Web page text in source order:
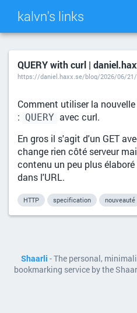
kalvn's links
TAG CLOUD
QUERY with curl |
https://daniel.haxx.se/blog/2026/06/
Comment utiliser la
: QUERY avec curl.
En gros il s'agit d'un GET
change rien côté serveur
contenu un peu plus élaboré
dans l'URL.
HTTP specification nouveauté
Shaarli - The personal,
bookmarking service by the